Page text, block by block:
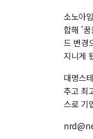
소노아
합해 '
드 변경
지니게
대명스
추고 최
스로 기